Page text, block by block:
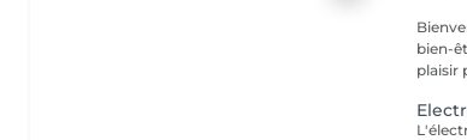
bien-
plaisir